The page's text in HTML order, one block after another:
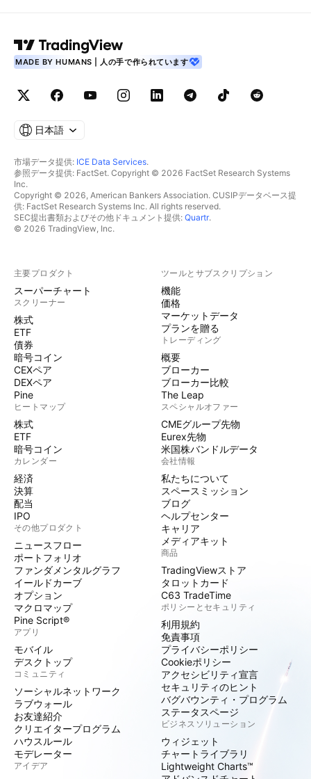
MADE BY HUMANS | 人の手で作られています
日本語
市場データ提供: ICE Data Services.
参照データ提供: FactSet. Copyright © 2026 FactSet Research Systems
Inc.
Copyright © 2026, American Bankers Association. CUSIPデータベース提
供: FactSet Research Systems Inc. All rights reserved.
SEC提出書類およびその他ドキュメント提供: Quartr.
© 2026 TradingView, Inc.
主要プロダクト
スーパーチャート
スクリーナー
株式
ETF
債券
暗号コイン
CEXペア
DEXペア
Pine
ヒートマップ
株式
ETF
暗号コイン
カレンダー
経済
決算
配当
IPO
その他プロダクト
ニュースフロー
ポートフォリオ
ファンダメンタルグラフ
イールドカーブ
オプション
マクロマップ
Pine Script®
アプリ
モバイル
デスクトップ
コミュニティ
ソーシャルネットワーク
ラブウォール
お友達紹介
クリエイタープログラム
ハウスルール
モデレーター
アイデア
ツールとサブスクリプション
機能
価格
マーケットデータ
プランを贈る
トレーディング
概要
ブローカー
ブローカー比較
The Leap
スペシャルオファー
CMEグループ先物
Eurex先物
米国株バンドルデータ
会社情報
私たちについて
スペースミッション
ブログ
ヘルプセンター
キャリア
メディアキット
商品
TradingViewストア
タロットカード
C63 TradeTime
ポリシーとセキュリティ
利用規約
免責事項
プライバシーポリシー
Cookieポリシー
アクセシビリティ宣言
セキュリティのヒント
バグバウンティ・プログラム
ステータスページ
ビジネスソリューション
ウィジェット
チャートライブラリ
Lightweight Charts™